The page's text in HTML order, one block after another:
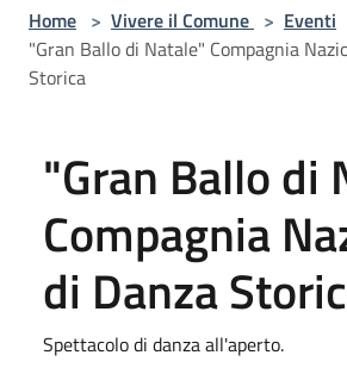
Home > Vivere il Comune > Eventi
"Gran Ballo di Natale" Compagnia
Storica
"Gran Ballo di
Compagnia
di Danza
Spettacolo di danza all'aperto.